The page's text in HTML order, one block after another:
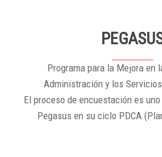
Programa para la Mejora en
Administración y los
El proceso de encuestación es
Pegasus en su ciclo PDCA